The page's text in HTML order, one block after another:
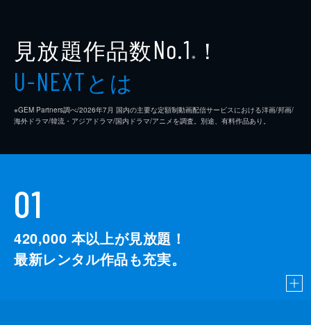
見放題作品数No.1 ※ ！
U-NEXTとは
※GEM Partners調べ/2026年7⽉ 国内の主要な定額制動画配信サービスにおける洋画/邦画/
海外ドラマ/韓流・アジアドラマ/国内ドラマ/アニメを調査。別途、有料作品あり。
01
420,000 本以上が見放題！
最新レンタル作品も充実。